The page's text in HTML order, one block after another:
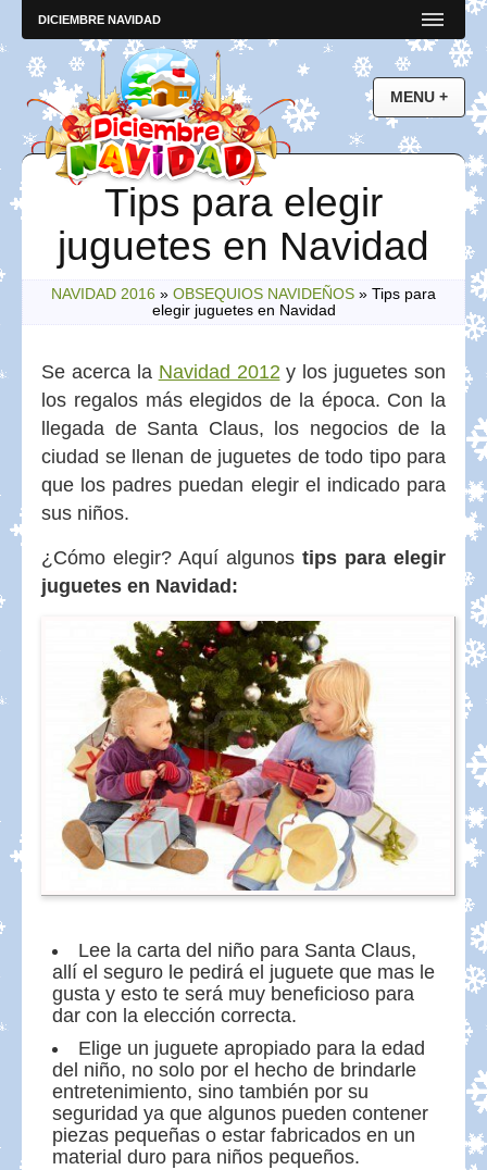
DICIEMBRE NAVIDAD
Tips para elegir
juguetes en Navidad
NAVIDAD 2016 » OBSEQUIOS NAVIDEÑOS » Tips para
elegir juguetes en Navidad
Se acerca la Navidad 2012y los juguetes son
los regalos más elegidos de la época. Con la
llegada de Santa Claus, los negocios de la
ciudad se llenan de juguetes de todo tipo para
que los padres puedan elegir el indicado para
sus niños.
¿Cómo elegir? Aquí algunos tips para elegir
juguetes en Navidad:
Lee la carta del niño para Santa Claus,
allí el seguro le pedirá el juguete que mas le
gusta y esto te será muy beneficioso para
dar con la elección correcta.
Elige un juguete apropiado para la edad
del niño, no solo por el hecho de brindarle
entretenimiento, sino también por su
seguridad ya que algunos pueden contener
piezas pequeñas o estar fabricados en un
material duro para niños pequeños.